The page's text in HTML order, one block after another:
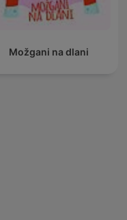
Možgani na dlani